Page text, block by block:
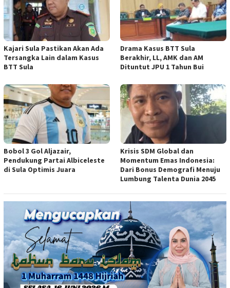
Kajari Sula Pastikan Akan Ada
Tersangka Lain dalam Kasus
BTT Sula
Drama Kasus BTT Sula
Berakhir, LL, AMK dan AM
Dituntut JPU 1 Tahun Bui
Bobol 3 Gol Aljazair,
Pendukung Partai Albiceleste
di Sula Optimis Juara
Krisis SDM Global dan
Momentum Emas Indonesia:
Dari Bonus Demografi Menuju
Lumbung Talenta Dunia 2045